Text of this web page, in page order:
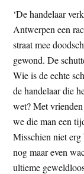
‘De handelaar
Antwerpen een
straat mee
gewond. De
Wie is de echte
de handelaar die
wet? Met
we die man een
Misschien niet
nog maar even
ultieme